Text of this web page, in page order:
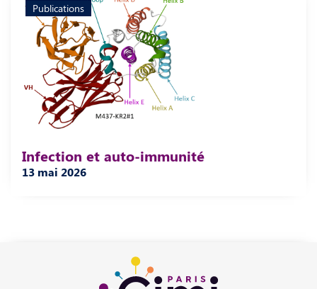
Publications
Infection et auto-immunité
13 mai 2026